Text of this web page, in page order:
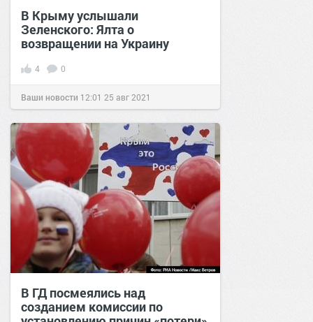
В Крыму услышали
Зеленского: Ялта о
возвращении на Украину
4 0
Ваши новости 12:01 25 авг 2021
В ГД посмеялись над
созданием комиссии по